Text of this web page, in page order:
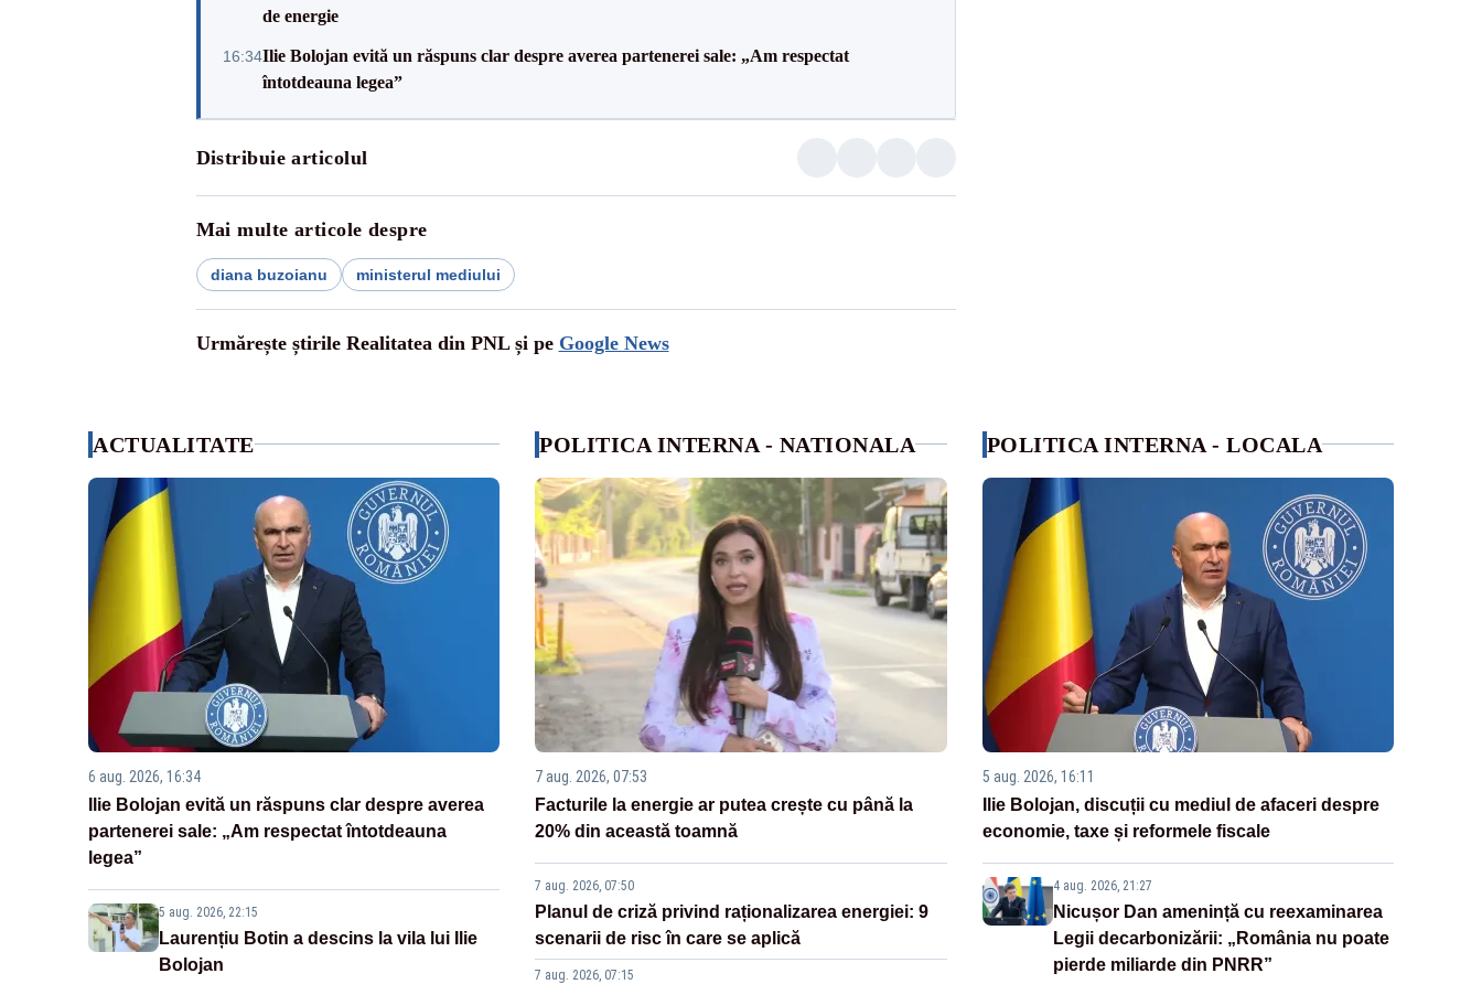
de energie
16:34Ilie Bolojan evită un răspuns clar despre averea partenerei sale: „Am respectat
întotdeauna legea”
Distribuie articolul
Mai multe articole despre
diana buzoianu ministerul mediului
Urmărește știrile Realitatea din PNL și pe Google News
ACTUALITATE
6 aug. 2026, 16:34
Ilie Bolojan evită un răspuns clar despre averea
partenerei sale: „Am respectat întotdeauna
legea”
5 aug. 2026, 22:15
Laurențiu Botin a descins la vila lui Ilie
Bolojan
POLITICA INTERNA - NATIONALA
7 aug. 2026, 07:53
Facturile la energie ar putea crește cu până la
20% din această toamnă
7 aug. 2026, 07:50
Planul de criză privind raționalizarea energiei: 9
scenarii de risc în care se aplică
7 aug. 2026, 07:15
POLITICA INTERNA - LOCALA
5 aug. 2026, 16:11
Ilie Bolojan, discuții cu mediul de afaceri despre
economie, taxe și reformele fiscale
4 aug. 2026, 21:27
Nicușor Dan amenință cu reexaminarea
Legii decarbonizării: „România nu poate
pierde miliarde din PNRR”